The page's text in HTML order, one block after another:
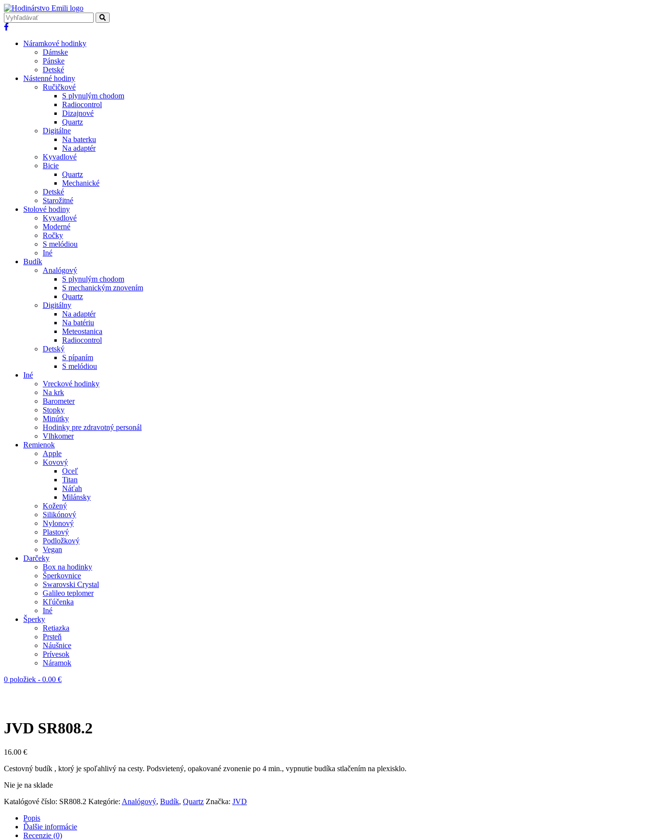
Náramkové hodinky
Dámske
Pánske
Detské
Nástenné hodiny
Ručičkové
S plynulým chodom
Radiocontrol
Dizajnové
Quartz
Digitálne
Na baterku
Na adaptér
Kyvadlové
Bicie
Quartz
Mechanické
Detské
Starožitné
Stolové hodiny
Kyvadlové
Moderné
Ročky
S melódiou
Iné
Budík
Analógový
S plynulým chodom
S mechanickým znovením
Quartz
Digitálny
Na adaptér
Na batériu
Meteostanica
Radiocontrol
Detský
S pípaním
S melódiou
Iné
Vreckové hodinky
Na krk
Barometer
Stopky
Minútky
Hodinky pre zdravotný personál
Vlhkomer
Remienok
Apple
Kovový
Oceľ
Titan
Náťah
Milánsky
Kožený
Silikónový
Nylonový
Plastový
Podložkový
Vegan
Darčeky
Box na hodinky
Šperkovnice
Swarovski Crystal
Galileo teplomer
Kľúčenka
Iné
Šperky
Retiazka
Prsteň
Náušnice
Prívesok
Náramok
0 položiek - 0.00 €
JVD SR808.2
16.00 €
Cestovný budík , ktorý je spoľahlivý na cesty. Podsvietený, opakované zvonenie po 4 min., vypnutie budíka stlačením na plexisklo.
Nie je na sklade
Katalógové číslo: SR808.2 Kategórie: Analógový, Budík, Quartz Značka: JVD
Popis
Ďalšie informácie
Recenzie (0)